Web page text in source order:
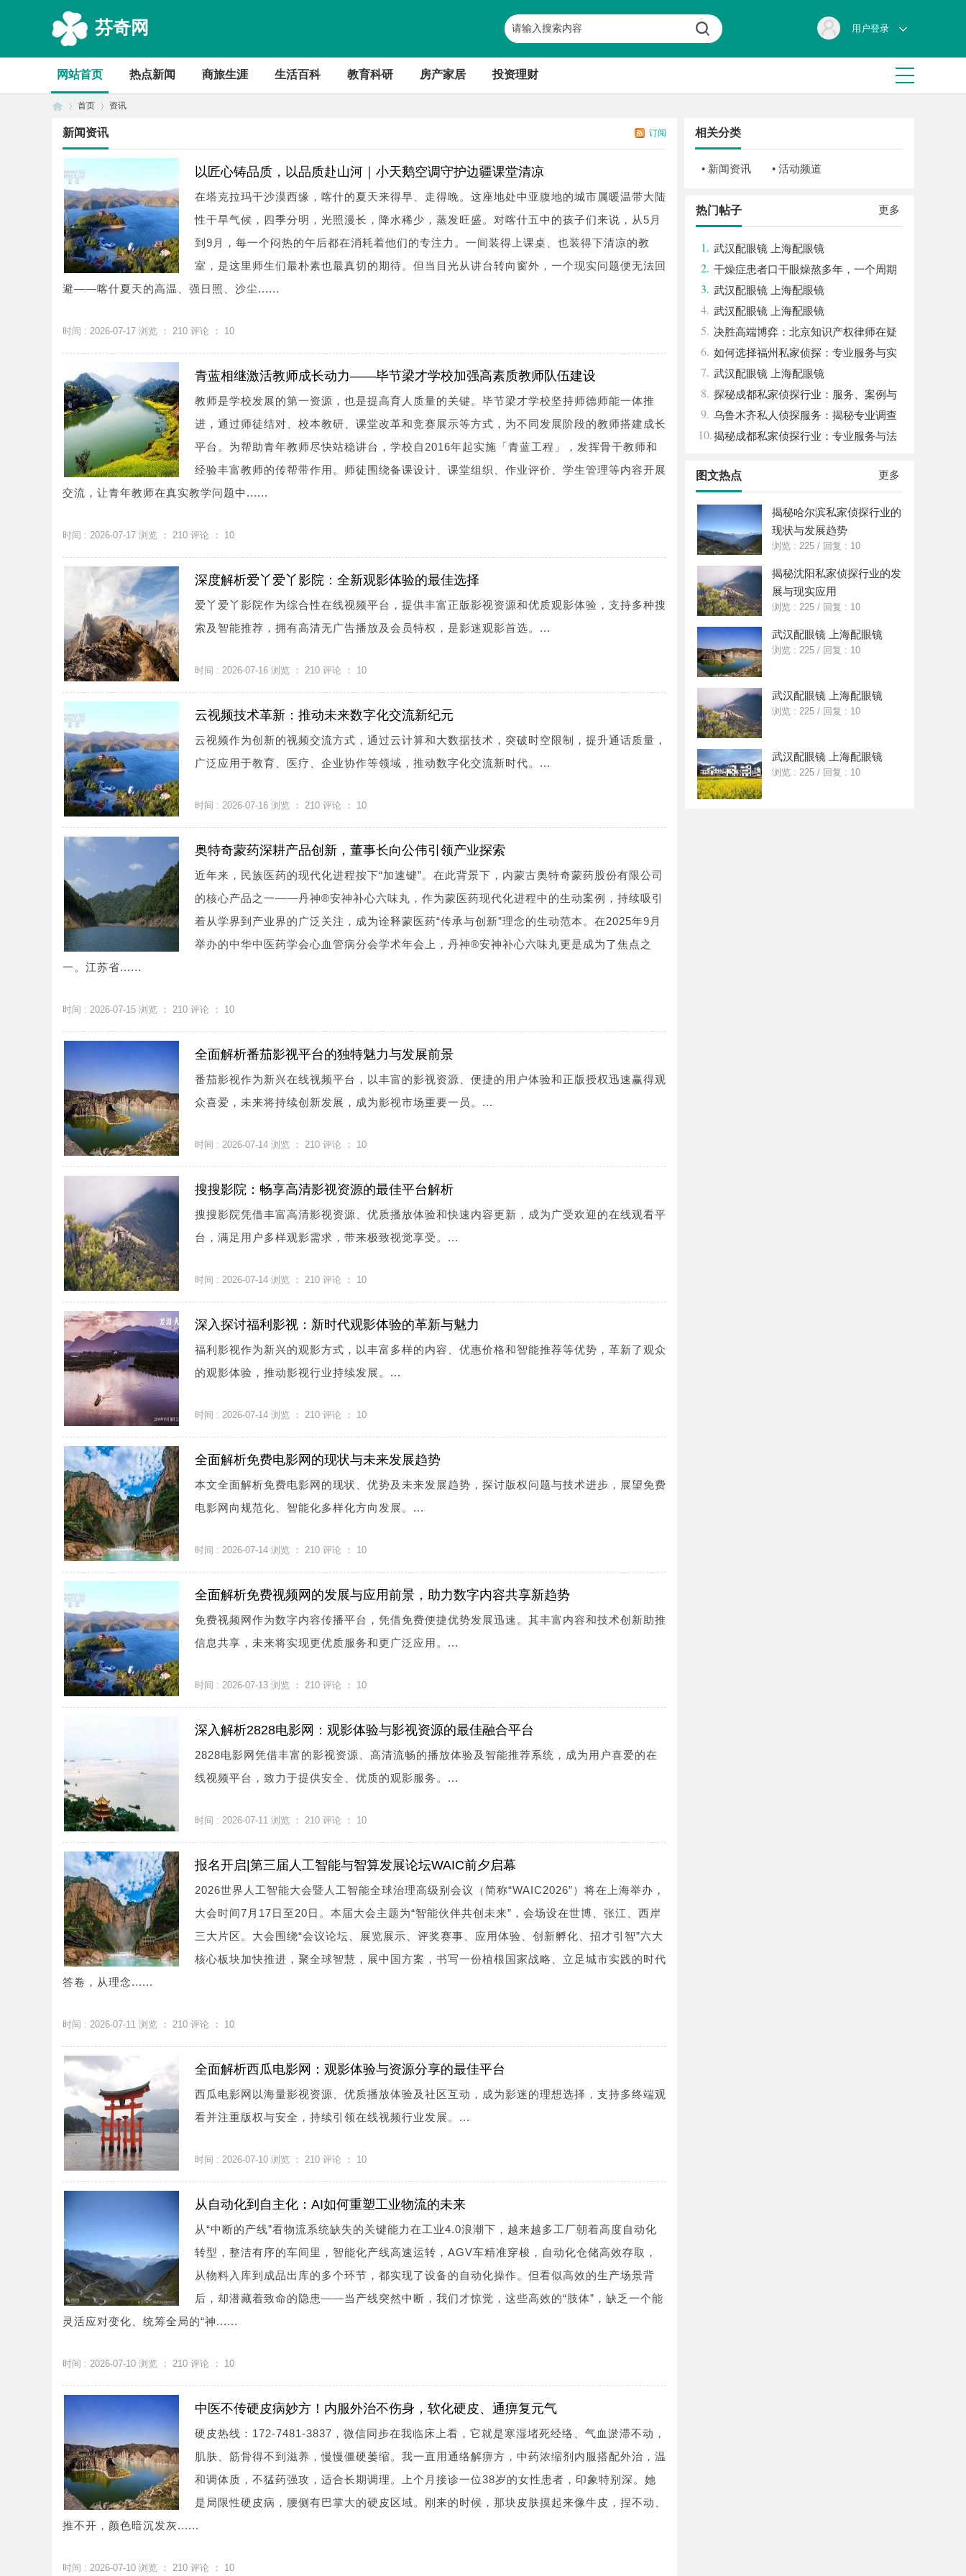
芬奇网 用户登录
网站首页 热点新闻 商旅生涯 生活百科 教育科研 房产家居 投资理财
首页 资讯
订阅
新闻资讯
以匠心铸品质，以品质赴山河｜小天鹅空调守护边疆课堂清凉
在塔克拉玛干沙漠西缘，喀什的夏天来得早、走得晚。这座地处中亚腹地的城市属暖温带大陆
性干旱气候，四季分明，光照漫长，降水稀少，蒸发旺盛。对喀什五中的孩子们来说，从5月
到9月，每一个闷热的午后都在消耗着他们的专注力。一间装得上课桌、也装得下清凉的教
室，是这里师生们最朴素也最真切的期待。但当目光从讲台转向窗外，一个现实问题便无法回
避——喀什夏天的高温、强日照、沙尘......
时间 : 2026-07-17 浏览 ： 210 评论 ： 10
青蓝相继激活教师成长动力——毕节梁才学校加强高素质教师队伍建设
教师是学校发展的第一资源，也是提高育人质量的关键。毕节梁才学校坚持师德师能一体推
进，通过师徒结对、校本教研、课堂改革和竞赛展示等方式，为不同发展阶段的教师搭建成长
平台。为帮助青年教师尽快站稳讲台，学校自2016年起实施「青蓝工程」，发挥骨干教师和
经验丰富教师的传帮带作用。师徒围绕备课设计、课堂组织、作业评价、学生管理等内容开展
交流，让青年教师在真实教学问题中......
时间 : 2026-07-17 浏览 ： 210 评论 ： 10
深度解析爱丫爱丫影院：全新观影体验的最佳选择
爱丫爱丫影院作为综合性在线视频平台，提供丰富正版影视资源和优质观影体验，支持多种搜
索及智能推荐，拥有高清无广告播放及会员特权，是影迷观影首选。...
时间 : 2026-07-16 浏览 ： 210 评论 ： 10
云视频技术革新：推动未来数字化交流新纪元
云视频作为创新的视频交流方式，通过云计算和大数据技术，突破时空限制，提升通话质量，
广泛应用于教育、医疗、企业协作等领域，推动数字化交流新时代。...
时间 : 2026-07-16 浏览 ： 210 评论 ： 10
奥特奇蒙药深耕产品创新，董事长向公伟引领产业探索
近年来，民族医药的现代化进程按下“加速键”。在此背景下，内蒙古奥特奇蒙药股份有限公司
的核心产品之一——丹神®安神补心六味丸，作为蒙医药现代化进程中的生动案例，持续吸引
着从学界到产业界的广泛关注，成为诠释蒙医药“传承与创新”理念的生动范本。在2025年9月
举办的中华中医药学会心血管病分会学术年会上，丹神®安神补心六味丸更是成为了焦点之
一。江苏省......
时间 : 2026-07-15 浏览 ： 210 评论 ： 10
全面解析番茄影视平台的独特魅力与发展前景
番茄影视作为新兴在线视频平台，以丰富的影视资源、便捷的用户体验和正版授权迅速赢得观
众喜爱，未来将持续创新发展，成为影视市场重要一员。...
时间 : 2026-07-14 浏览 ： 210 评论 ： 10
搜搜影院：畅享高清影视资源的最佳平台解析
搜搜影院凭借丰富高清影视资源、优质播放体验和快速内容更新，成为广受欢迎的在线观看平
台，满足用户多样观影需求，带来极致视觉享受。...
时间 : 2026-07-14 浏览 ： 210 评论 ： 10
深入探讨福利影视：新时代观影体验的革新与魅力
福利影视作为新兴的观影方式，以丰富多样的内容、优惠价格和智能推荐等优势，革新了观众
的观影体验，推动影视行业持续发展。...
时间 : 2026-07-14 浏览 ： 210 评论 ： 10
全面解析免费电影网的现状与未来发展趋势
本文全面解析免费电影网的现状、优势及未来发展趋势，探讨版权问题与技术进步，展望免费
电影网向规范化、智能化多样化方向发展。...
时间 : 2026-07-14 浏览 ： 210 评论 ： 10
全面解析免费视频网的发展与应用前景，助力数字内容共享新趋势
免费视频网作为数字内容传播平台，凭借免费便捷优势发展迅速。其丰富内容和技术创新助推
信息共享，未来将实现更优质服务和更广泛应用。...
时间 : 2026-07-13 浏览 ： 210 评论 ： 10
深入解析2828电影网：观影体验与影视资源的最佳融合平台
2828电影网凭借丰富的影视资源、高清流畅的播放体验及智能推荐系统，成为用户喜爱的在
线视频平台，致力于提供安全、优质的观影服务。...
时间 : 2026-07-11 浏览 ： 210 评论 ： 10
报名开启|第三届人工智能与智算发展论坛WAIC前夕启幕
2026世界人工智能大会暨人工智能全球治理高级别会议（简称“WAIC2026”）将在上海举办，
大会时间7月17日至20日。本届大会主题为“智能伙伴共创未来”，会场设在世博、张江、西岸
三大片区。大会围绕“会议论坛、展览展示、评奖赛事、应用体验、创新孵化、招才引智”六大
核心板块加快推进，聚全球智慧，展中国方案，书写一份植根国家战略、立足城市实践的时代
答卷，从理念......
时间 : 2026-07-11 浏览 ： 210 评论 ： 10
全面解析西瓜电影网：观影体验与资源分享的最佳平台
西瓜电影网以海量影视资源、优质播放体验及社区互动，成为影迷的理想选择，支持多终端观
看并注重版权与安全，持续引领在线视频行业发展。...
时间 : 2026-07-10 浏览 ： 210 评论 ： 10
从自动化到自主化：AI如何重塑工业物流的未来
从“中断的产线”看物流系统缺失的关键能力在工业4.0浪潮下，越来越多工厂朝着高度自动化
转型，整洁有序的车间里，智能化产线高速运转，AGV车精准穿梭，自动化仓储高效存取，
从物料入库到成品出库的多个环节，都实现了设备的自动化操作。但看似高效的生产场景背
后，却潜藏着致命的隐患——当产线突然中断，我们才惊觉，这些高效的“肢体”，缺乏一个能
灵活应对变化、统筹全局的“神......
时间 : 2026-07-10 浏览 ： 210 评论 ： 10
中医不传硬皮病妙方！内服外治不伤身，软化硬皮、通痹复元气
硬皮热线：172-7481-3837，微信同步在我临床上看，它就是寒湿堵死经络、气血淤滞不动，
肌肤、筋骨得不到滋养，慢慢僵硬萎缩。我一直用通络解痹方，中药浓缩剂内服搭配外治，温
和调体质，不猛药强攻，适合长期调理。上个月接诊一位38岁的女性患者，印象特别深。她
是局限性硬皮病，腰侧有巴掌大的硬皮区域。刚来的时候，那块皮肤摸起来像牛皮，捏不动、
推不开，颜色暗沉发灰......
时间 : 2026-07-10 浏览 ： 210 评论 ： 10
相关分类
• 新闻资讯 • 活动频道
更多
热门帖子
1. 武汉配眼镜 上海配眼镜
2. 干燥症患者口干眼燥熬多年，一个周期
缓过来？老中医：一张辨证方对症，身体找
回津液
3. 武汉配眼镜 上海配眼镜
4. 武汉配眼镜 上海配眼镜
5. 决胜高端博弈：北京知识产权律师在疑
难复杂案件中的破局之道
6. 如何选择福州私家侦探：专业服务与实
用指南详解
7. 武汉配眼镜 上海配眼镜
8. 探秘成都私家侦探行业：服务、案例与
市场现状全面解析
9. 乌鲁木齐私人侦探服务：揭秘专业调查
背后的故事与应用
10.揭秘成都私家侦探行业：专业服务与法
更多
图文热点
揭秘哈尔滨私家侦探行业的
现状与发展趋势
浏览 : 225 / 回复 : 10
揭秘沈阳私家侦探行业的发
展与现实应用
浏览 : 225 / 回复 : 10
武汉配眼镜 上海配眼镜
浏览 : 225 / 回复 : 10
武汉配眼镜 上海配眼镜
浏览 : 225 / 回复 : 10
武汉配眼镜 上海配眼镜
浏览 : 225 / 回复 : 10